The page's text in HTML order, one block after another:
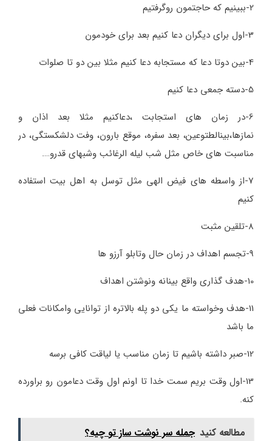
2-ببینیم که حاجتمون روگرفتیم
3-اول برای دیگران دعا کنیم بعد برای خودمون
4-بین دوتا دعا که مستجابه دعا کنیم مثلا بین دو تا صلوات
5-دسته جمعی دعا کنیم
6-در زمان های استجابت ،دعاکنیم مثلا بعد اذان و
نمازها،بینالطتوعین، بعد سفره، موقع بارون، وفت دلشکستگی، در
مناسبت های خاص مثل شب لیله الرغائب وشبهای قدرو….
7-از واسطه های فیض الهی مثل توسل به اهل بیت استفاده
کنیم
8-تلقین مثبت
9-تجسم اهداف در زمان حال وتابلو آرزو ها
10-هدف گذاری واقع بینانه ونوشتن اهداف
11-هدف وخواسته ما یکی دو پله بالاتره از توانایی وامکانات فعلی
ما باشد
12-صبر داشته باشیم تا زمان مناسب یا لیاقت کافی برسه
13-اول وقت بریم سمت خدا تا اونم اول وقت دعامون رو براورده
کنه.
مطالعه کنید جمله سر نوشت ساز تو چیه؟